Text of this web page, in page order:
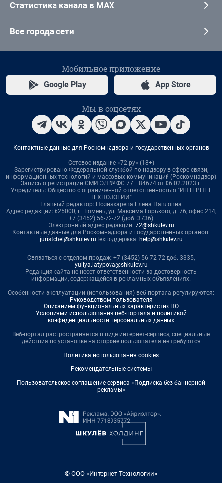
Статистика канала в MAX
Все города сети
Мобильное приложение
Google Play App Store
Мы в соцсетях
Контактные данные для Роскомнадзора и государственных органов
Сетевое издание «72.ру» (18+)
Зарегистрировано Федеральной службой по надзору в сфере связи,
информационных технологий и массовых коммуникаций (Роскомнадзор)
Запись о регистрации СМИ ЭЛ № ФС 77– 84674 от 06.02.2023 г.
Учредитель: Общество с ограниченной ответственностью "ИНТЕРНЕТ
ТЕХНОЛОГИИ"
Главный редактор: Познахарева Елена Павловна
Адрес редакции: 625000, г. Тюмень, ул. Максима Горького, д. 76, офис 214,
+7 (3452) 56-72-72 (доб. 3736)
Электронный адрес редакции: 72@shkulev.ru
Контактные данные для Роскомнадзора и государственных органов:
juristchel@shkulev.ruТехподдержка: help@shkulev.ru
Связаться с отделом продаж: +7 (3452) 56-72-72 доб. 3335,
yuliya.latypova@shkulev.ru
Редакция сайта не несет ответственности за достоверность
информации, содержащейся в рекламных объявлениях.
Особенности эксплуатации (использования) веб-портала регулируются:
Руководством пользователя
Описанием функциональных характеристик ПО
Условиями использования веб-портала и политикой
конфиденциальности персональных данных
Веб-портал распространяется в виде интернет-сервиса, специальные
действия по установке на стороне пользователя не требуются
Политика использования cookies
Рекомендательные системы
Пользовательское соглашение сервиса «Подписка без баннерной
рекламы»
© ООО «Интернет Технологии»